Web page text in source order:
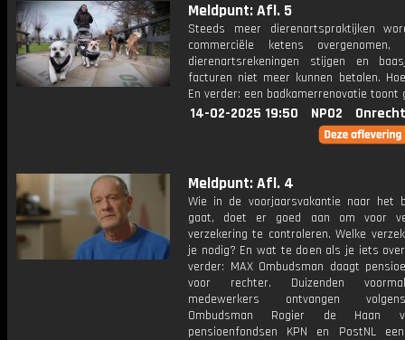
Meldpunt: Afl. 5
Steeds meer dierenartspraktijken
commerciële ketens overgenomen,
dierenartsrekeningen stijgen en
facturen niet meer kunnen betalen.
En verder: een badkamerrenovatie toont
14-02-2025 19:50 NPO2
Meldpunt: Afl. 4
Wie in de voorjaarsvakantie naar het
gaat, doet er goed aan om voor
verzekering te controleren. Welke
je nodig? En wat te doen als je iets
verder: MAX Ombudsman daagt
voor rechter. Duizenden
medewerkers ontvangen
Ombudsman Rogier de Haan
pensioenfondsen KPN en PostNL